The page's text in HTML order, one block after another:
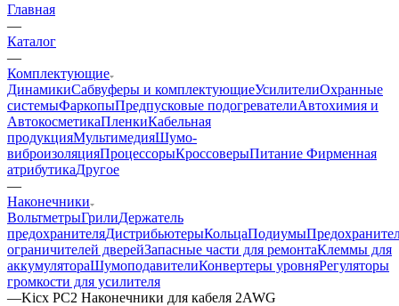
Главная
—
Каталог
—
Комплектующие
ДинамикиСабвуферы и комплектующиеУсилителиОхранные
системыФаркопыПредпусковые подогревателиАвтохимия и
АвтокосметикаПленкиКабельная
продукцияМультимедияШумо-
виброизоляцияПроцессорыКроссоверыПитание Фирменная
атрибутикаДругое
—
Наконечники
ВольтметрыГрилиДержатель
предохранителяДистрибьютерыКольцаПодиумы
ограничителей дверейЗапасные части для ремонтаКлеммы для
аккумулятораШумоподавителиКонвертеры уровняРегуляторы
громкости для усилителя
—Kicx PC2 Наконечники для кабеля 2AWG